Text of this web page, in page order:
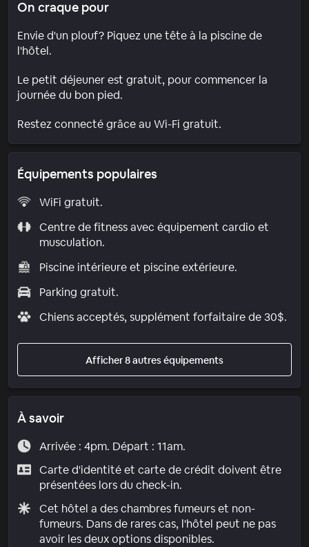
On craque pour
Envie d'un plouf? Piquez une tête à la piscine de
l'hôtel.
Le petit déjeuner est gratuit, pour commencer la
journée du bon pied.
Restez connecté grâce au Wi-Fi gratuit.
Équipements populaires
WiFi gratuit.
Centre de fitness avec équipement cardio et
musculation.
Piscine intérieure et piscine extérieure.
Parking gratuit.
Chiens acceptés, supplément forfaitaire de 30$.
Afficher 8 autres équipements
À savoir
Arrivée : 4pm. Départ : 11am.
Carte d'identité et carte de crédit doivent être
présentées lors du check-in.
Cet hôtel a des chambres fumeurs et non-
fumeurs. Dans de rares cas, l'hôtel peut ne pas
avoir les deux options disponibles.